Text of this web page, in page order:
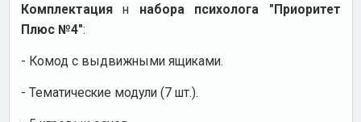
Комплектациян набора психолога "Приоритет
Плюс №4":
- Комод с выдвижными ящиками.
- Тематические модули (7 шт.).